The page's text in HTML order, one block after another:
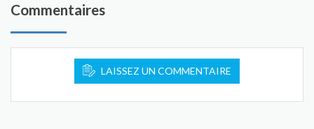
Commentaires
LAISSEZ UN COMMENTAIRE